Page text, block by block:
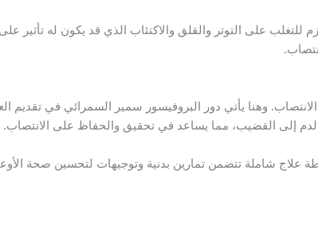
للتغلب على التوتر والقلق والاكتئاب الذي قد يكون له
وهنا يأتي دور البروفيسور سمير السمرائي في تقديم
إلى القضيب، مما يساعد في تحقيق والحفاظ على الانتصاب.
شاملة تتضمن تمارين بدنية وتوجيهات لتحسين صحة الأوعية